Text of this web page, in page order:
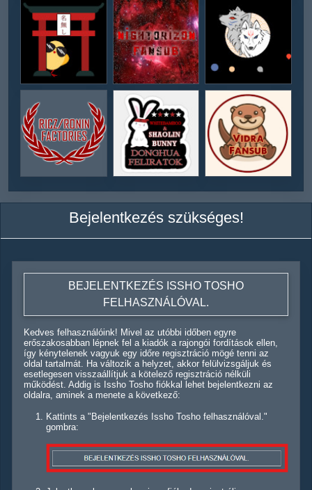
Bejelentkezés szükséges!
BEJELENTKEZÉS ISSHO TOSHO
FELHASZNÁLÓVAL.
Kedves felhasználóink! Mivel az utóbbi időben egyre
erőszakosabban lépnek fel a kiadók a rajongói fordítások ellen,
így kénytelenek vagyuk egy időre regisztráció mögé tenni az
oldal tartalmát. Ha változik a helyzet, akkor felülvizsgáljuk és
esetlegesen visszaállítjuk a kötelező regisztráció nélküli
működést. Addig is Issho Tosho fiókkal lehet bejelentkezni az
oldalra, aminek a menete a következő:
Kattints a "Bejelentkezés Issho Tosho felhasználóval."
gombra: